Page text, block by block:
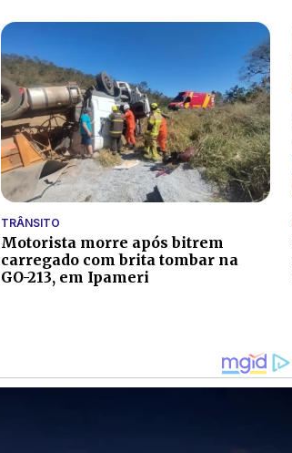
TRÂNSITO
Motorista morre após bitrem
carregado com brita tombar na
GO-213, em Ipameri